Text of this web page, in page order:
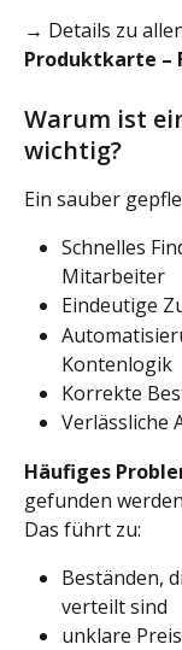
→ Details zu
Produktkarte –
Warum ist
wichtig?
Ein sauber
Schnelles
Mitarbeiter
Eindeutige
Kontenlogik
Korrekte
Verlässliche
Häufiges
gefunden
Das führt zu:
Beständen,
verteilt sind
unklare